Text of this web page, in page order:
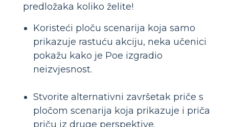
predložaka koliko želite!
Koristeći ploču scenarija koja samo
prikazuje rastuću akciju, neka učenici
pokažu kako je Poe izgradio
neizvjesnost.
Stvorite alternativni završetak priče s
pločom scenarija koja prikazuje i priča
priču iz druge perspektive.